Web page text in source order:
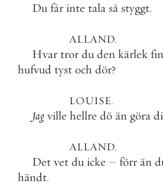
Du får inte tala så styggt.
ALLAND.
Hvar tror du den kärlek
hufvud tyst och dör?
LOUISE.
Jag ville hellre dö än göra
ALLAND.
Det vet du icke – förr än
händt.